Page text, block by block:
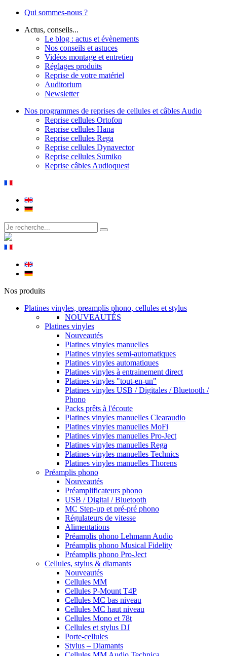
Qui sommes-nous ?
Actus, conseils...
Le blog : actus et évènements
Nos conseils et astuces
Vidéos montage et entretien
Réglages produits
Reprise de votre matériel
Auditorium
Newsletter
Nos programmes de reprises de cellules et câbles Audio
Reprise cellules Ortofon
Reprise cellules Hana
Reprise cellules Rega
Reprise cellules Dynavector
Reprise cellules Sumiko
Reprise câbles Audioquest
Nos produits
Platines vinyles, preamplis phono, cellules et stylus
NOUVEAUTÉS
Platines vinyles
Nouveautés
Platines vinyles manuelles
Platines vinyles semi-automatiques
Platines vinyles automatiques
Platines vinyles à entrainement direct
Platines vinyles "tout-en-un"
Platines vinyles USB / Digitales / Bluetooth /
Phono
Packs prêts à l'écoute
Platines vinyles manuelles Clearaudio
Platines vinyles manuelles MoFi
Platines vinyles manuelles Pro-Ject
Platines vinyles manuelles Rega
Platines vinyles manuelles Technics
Platines vinyles manuelles Thorens
Préamplis phono
Nouveautés
Préamplificateurs phono
USB / Digital / Bluetooth
MC Step-up et pré-pré phono
Régulateurs de vitesse
Alimentations
Préamplis phono Lehmann Audio
Préamplis phono Musical Fidelity
Préamplis phono Pro-Ject
Cellules, stylus & diamants
Nouveautés
Cellules MM
Cellules P-Mount T4P
Cellules MC bas niveau
Cellules MC haut niveau
Cellules Mono et 78t
Cellules et stylus DJ
Porte-cellules
Stylus – Diamants